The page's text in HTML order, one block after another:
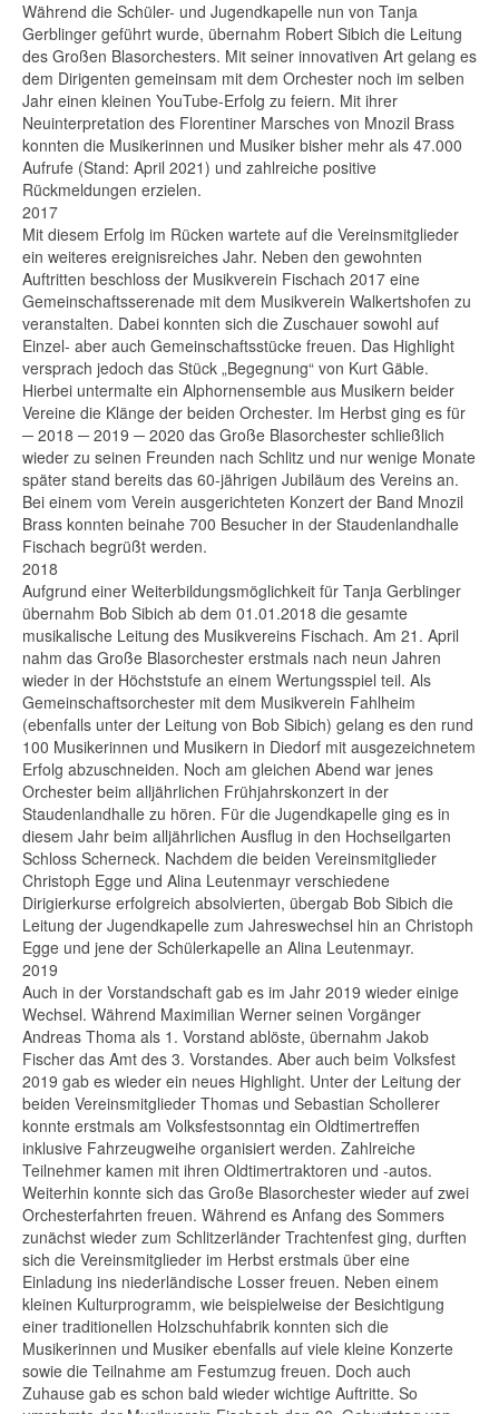
Während die Schüler- und Jugendkapelle nun von Tanja
Gerblinger geführt wurde, übernahm Robert Sibich die Leitung
des Großen Blasorchesters. Mit seiner innovativen Art gelang es
dem Dirigenten gemeinsam mit dem Orchester noch im selben
Jahr einen kleinen YouTube-Erfolg zu feiern. Mit ihrer
Neuinterpretation des Florentiner Marsches von Mnozil Brass
konnten die Musikerinnen und Musiker bisher mehr als 47.000
Aufrufe (Stand: April 2021) und zahlreiche positive
Rückmeldungen erzielen.
2017
Mit diesem Erfolg im Rücken wartete auf die Vereinsmitglieder
ein weiteres ereignisreiches Jahr. Neben den gewohnten
Auftritten beschloss der Musikverein Fischach 2017 eine
Gemeinschaftsserenade mit dem Musikverein Walkertshofen zu
veranstalten. Dabei konnten sich die Zuschauer sowohl auf
Einzel- aber auch Gemeinschaftsstücke freuen. Das Highlight
versprach jedoch das Stück „Begegnung“ von Kurt Gäble.
Hierbei untermalte ein Alphornensemble aus Musikern beider
Vereine die Klänge der beiden Orchester. Im Herbst ging es für
─ 2018 ─ 2019 ─ 2020 das Große Blasorchester schließlich
wieder zu seinen Freunden nach Schlitz und nur wenige Monate
später stand bereits das 60-jährigen Jubiläum des Vereins an.
Bei einem vom Verein ausgerichteten Konzert der Band Mnozil
Brass konnten beinahe 700 Besucher in der Staudenlandhalle
Fischach begrüßt werden.
2018
Aufgrund einer Weiterbildungsmöglichkeit für Tanja Gerblinger
übernahm Bob Sibich ab dem 01.01.2018 die gesamte
musikalische Leitung des Musikvereins Fischach. Am 21. April
nahm das Große Blasorchester erstmals nach neun Jahren
wieder in der Höchststufe an einem Wertungsspiel teil. Als
Gemeinschaftsorchester mit dem Musikverein Fahlheim
(ebenfalls unter der Leitung von Bob Sibich) gelang es den rund
100 Musikerinnen und Musikern in Diedorf mit ausgezeichnetem
Erfolg abzuschneiden. Noch am gleichen Abend war jenes
Orchester beim alljährlichen Frühjahrskonzert in der
Staudenlandhalle zu hören. Für die Jugendkapelle ging es in
diesem Jahr beim alljährlichen Ausflug in den Hochseilgarten
Schloss Scherneck. Nachdem die beiden Vereinsmitglieder
Christoph Egge und Alina Leutenmayr verschiedene
Dirigierkurse erfolgreich absolvierten, übergab Bob Sibich die
Leitung der Jugendkapelle zum Jahreswechsel hin an Christoph
Egge und jene der Schülerkapelle an Alina Leutenmayr.
2019
Auch in der Vorstandschaft gab es im Jahr 2019 wieder einige
Wechsel. Während Maximilian Werner seinen Vorgänger
Andreas Thoma als 1. Vorstand ablöste, übernahm Jakob
Fischer das Amt des 3. Vorstandes. Aber auch beim Volksfest
2019 gab es wieder ein neues Highlight. Unter der Leitung der
beiden Vereinsmitglieder Thomas und Sebastian Schollerer
konnte erstmals am Volksfestsonntag ein Oldtimertreffen
inklusive Fahrzeugweihe organisiert werden. Zahlreiche
Teilnehmer kamen mit ihren Oldtimertraktoren und -autos.
Weiterhin konnte sich das Große Blasorchester wieder auf zwei
Orchesterfahrten freuen. Während es Anfang des Sommers
zunächst wieder zum Schlitzerländer Trachtenfest ging, durften
sich die Vereinsmitglieder im Herbst erstmals über eine
Einladung ins niederländische Losser freuen. Neben einem
kleinen Kulturprogramm, wie beispielweise der Besichtigung
einer traditionellen Holzschuhfabrik konnten sich die
Musikerinnen und Musiker ebenfalls auf viele kleine Konzerte
sowie die Teilnahme am Festumzug freuen. Doch auch
Zuhause gab es schon bald wieder wichtige Auftritte. So